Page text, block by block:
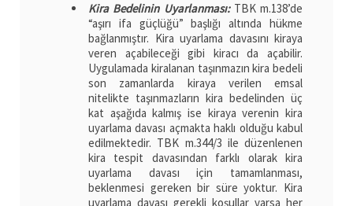
Kira Bedelinin Uyarlanması:TBK m.138’de
“aşırı ifa güçlüğü” başlığı altında hükme
bağlanmıştır. Kira uyarlama davasını kiraya
veren açabileceği gibi kiracı da açabilir.
Uygulamada kiralanan taşınmazın kira bedeli
son zamanlarda kiraya verilen emsal
nitelikte taşınmazların kira bedelinden üç
kat aşağıda kalmış ise kiraya verenin kira
uyarlama davası açmakta haklı olduğu kabul
edilmektedir. TBK m.344/3 ile düzenlenen
kira tespit davasından farklı olarak kira
uyarlama davası için tamamlanması,
beklenmesi gereken bir süre yoktur. Kira
uyarlama davası gerekli koşullar varsa her